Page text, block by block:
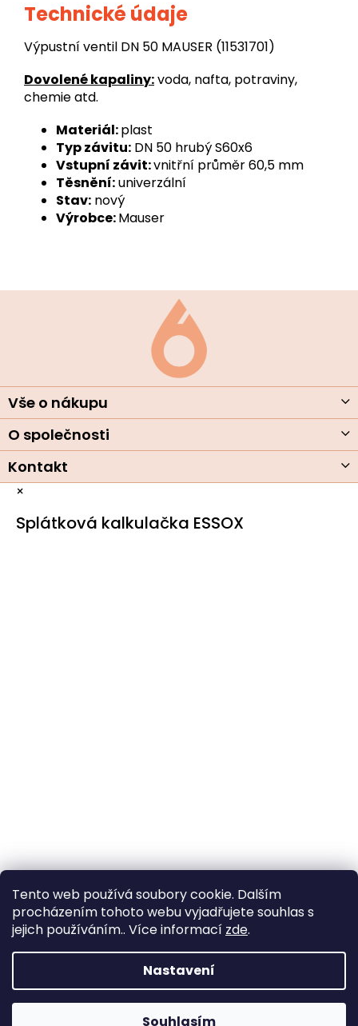
Tento web používá soubory cookie. Dalším
procházením tohoto webu vyjadřujete souhlas s
jejich používáním.. Více informací zde.
Nastavení
Souhlasím
Technické údaje
Výpustní ventil DN 50 MAUSER (11531701)
Dovolené kapaliny:voda, nafta, potraviny,
chemie atd.
Materiál:plast
Typ závitu: DN 50 hrubý S60x6
Vstupní závit:vnitřní průměr 60,5 mm
Těsnění:univerzální
Stav: nový
Výrobce:Mauser
í
Vše o nákupu
O společnosti
Kontakt
×
Splátková kalkulačka ESSOX